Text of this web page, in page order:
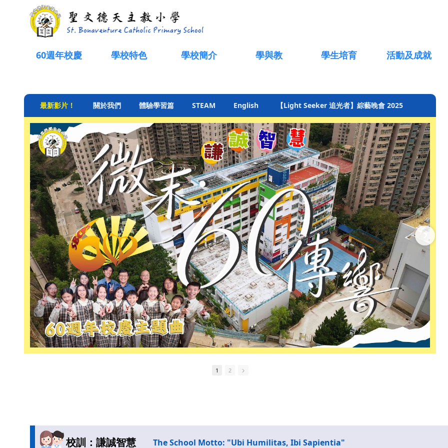
聖文德天主教小學
60週年校慶 學校特色 學校簡介 學與教 學生培育 活動及成就
最新影片！ 關於我們 體驗學習篇 STEAM English 【Light Seeker 追光者】綜藝晚會 2025
1 2
校訓：謙誠智慧 The School Motto: "Ubi Humilitas, Ibi Sapientia"